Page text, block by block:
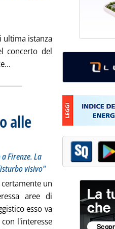
ultima istanza
concerto del
Leggi tutta la notizia:
alle
oggi su un caso a Firenze. La
Firenze. La
visivo"
un
aree di
esso va
l'interesse